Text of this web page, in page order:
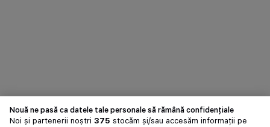
Nouă ne pasă ca datele tale personale să rămână confidențiale
Noi și partenerii noștri 375 stocăm și/sau accesăm informații pe